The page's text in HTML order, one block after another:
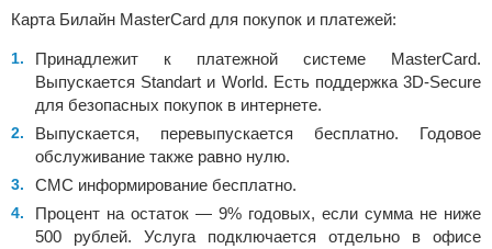
Карта Билайн MasterCard для покупок и платежей:
Принадлежит к платежной системе MasterCard.
Выпускается Standart и World. Есть поддержка 3D-Secure
для безопасных покупок в интернете.
Выпускается, перевыпускается бесплатно. Годовое
обслуживание также равно нулю.
СМС информирование бесплатно.
Процент на остаток — 9% годовых, если сумма не ниже
500 рублей. Услуга подключается отдельно в офисе